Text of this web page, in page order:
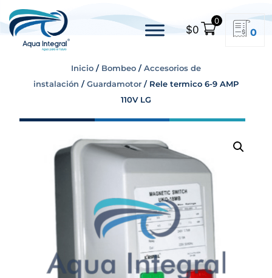
$0
0
0
Inicio / Bombeo /Accesorios de
instalación /Guardamotor / Rele termico 6-9 AMP
110V LG